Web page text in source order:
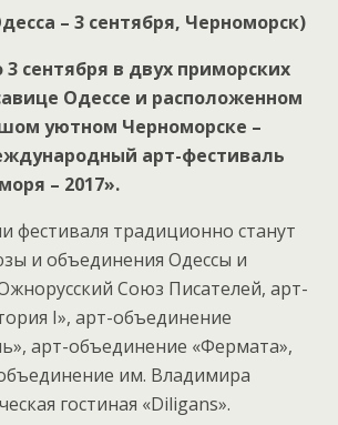
– 3 сентября, Черноморск)
3 сентября в двух приморских
Одессе и расположенном
уютном Черноморске –
арт-фестиваль
– 2017».
фестиваля традиционно станут
и объединения Одессы и
Союз Писателей, арт-
I», арт-объединение
арт-объединение «Фермата»,
им. Владимира
гостиная «Diligans».